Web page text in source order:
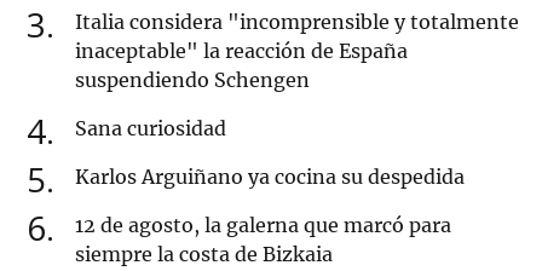
3
Italia considera "incomprensible y totalmente
inaceptable" la reacción de España
suspendiendo Schengen
4 Sana curiosidad
5 Karlos Arguiñano ya cocina su despedida
6
12 de agosto, la galerna que marcó para
siempre la costa de Bizkaia